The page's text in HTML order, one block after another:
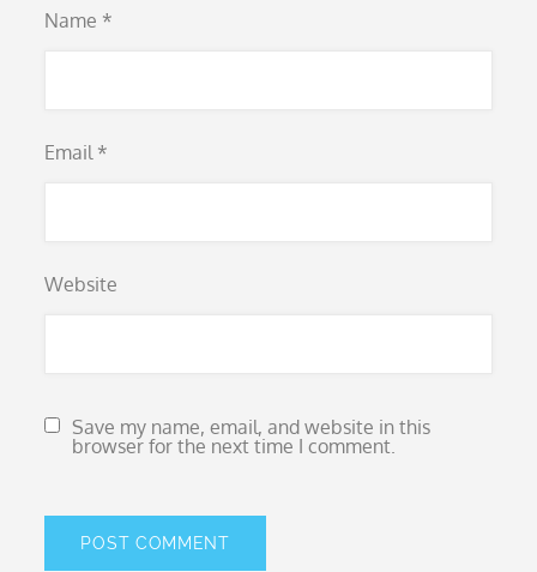
Name *
Email *
Website
Save my name, email, and website in this
browser for the next time I comment.